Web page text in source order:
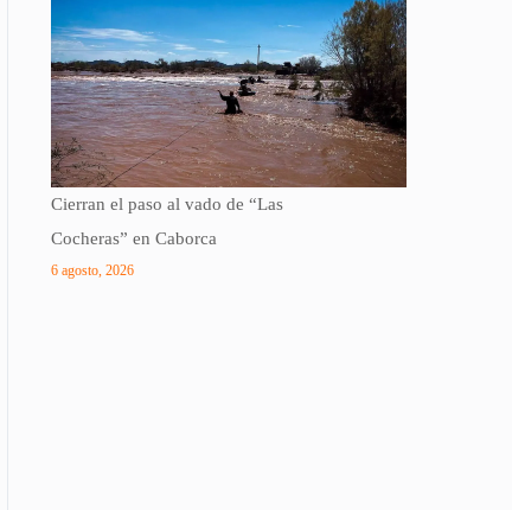
Cierran el paso al vado de “Las
Cocheras” en Caborca
6 agosto, 2026